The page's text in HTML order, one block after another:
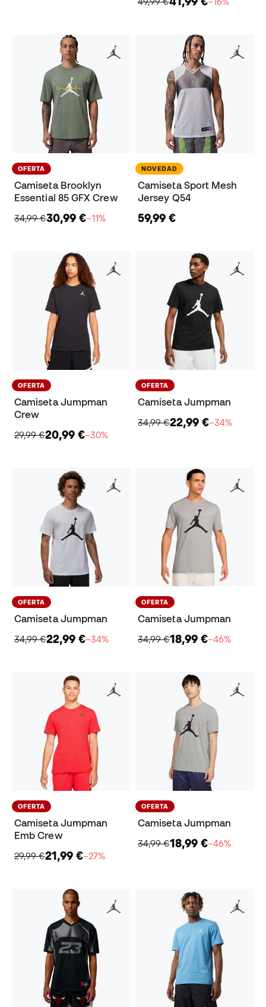
OFERTA
Camiseta Brooklyn
Essential 85 GFX Crew
34,99 €30,99 €−11%
NOVEDAD
Camiseta Sport Mesh
Jersey Q54
59,99 €
OFERTA
Camiseta Jumpman
Crew
29,99 €20,99 €−30%
OFERTA
Camiseta Jumpman
34,99 €22,99 €−34%
OFERTA
Camiseta Jumpman
34,99 €22,99 €−34%
OFERTA
Camiseta Jumpman
34,99 €18,99 €−46%
OFERTA
Camiseta Jumpman
Emb Crew
29,99 €21,99 €−27%
OFERTA
Camiseta Jumpman
34,99 €18,99 €−46%